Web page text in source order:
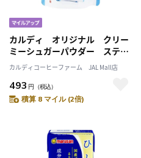
カルディ オリジナル クリー
ミーシュガーパウダー スティ
ック 10p
カルディコーヒーファーム JAL Mall店
493 円 （税込）
積算 8 マイル (2倍)